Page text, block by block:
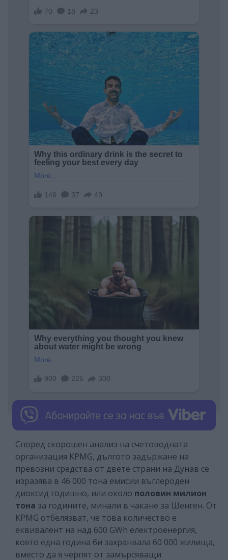
Според скорошен анализ на счетоводната
организация KPMG, дългото задържане на
превозни средства от двете страни на Дунав се
изразява в 46 000 тона емисии въглероден
диоксид годишно, или около половин милион
тона за годините, минали в чакане за Шенген. От
KPMG отбелязват, че това количество е
еквивалент на над 600 GWh електроенергия,
която една година би захранвала 60 000 жилища,
вместо да я черпят от замърсяващи